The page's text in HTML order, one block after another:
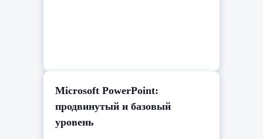
Microsoft PowerPoint:
продвинутый и базовый
уровень